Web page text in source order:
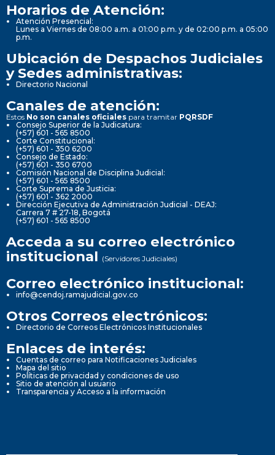
Horarios de Atención:
Atención Presencial:
Lunes a Viernes de 08:00 a.m. a 01:00 p.m. y de 02:00 p.m. a 05:00
p.m.
Ubicación de Despachos Judiciales
y Sedes administrativas:
Directorio Nacional
Canales de atención:
Estos No son canales oficiales para tramitar PQRSDF
Consejo Superior de la Judicatura:
(+57) 601 - 565 8500
Corte Constitucional:
(+57) 601 - 350 6200
Consejo de Estado:
(+57) 601 - 350 6700
Comisión Nacional de Disciplina Judicial:
(+57) 601 - 565 8500
Corte Suprema de Justicia:
(+57) 601 - 362 2000
Dirección Ejecutiva de Administración Judicial - DEAJ:
Carrera 7 # 27-18, Bogotá
(+57) 601 - 565 8500
Acceda a su correo electrónico
institucional (Servidores Judiciales)
Correo electrónico institucional:
info@cendoj.ramajudicial.gov.co
Otros Correos electrónicos:
Directorio de Correos Electrónicos Institucionales
Enlaces de interés:
Cuentas de correo para Notificaciones Judiciales
Mapa del sitio
Políticas de privacidad y condiciones de uso
Sitio de atención al usuario
Transparencia y Acceso a la información